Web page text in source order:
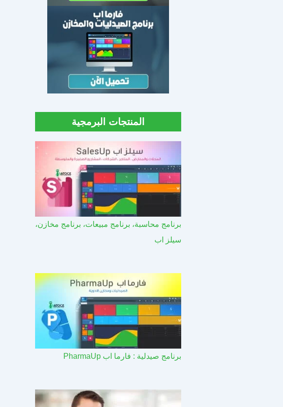
المنتجات البرمجية
برنامج محاسبة، برنامج مبيعات، برنامج مخازن،
سيلز اب
برنامج صيدلية : فارما اب PharmaUp​